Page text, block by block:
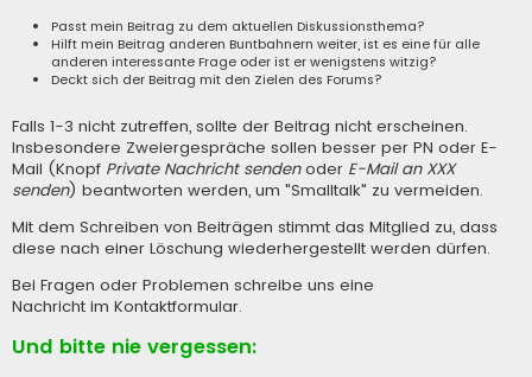
Passt mein Beitrag zu dem aktuellen Diskussionsthema?
Hilft mein Beitrag anderen Buntbahnern weiter, ist es eine für alle
anderen interessante Frage oder ist er wenigstens witzig?
Deckt sich der Beitrag mit den Zielen des Forums?
Falls 1-3 nicht zutreffen, sollte der Beitrag nicht erscheinen.
Insbesondere Zweiergespräche sollen besser per PN oder E-
Mail (Knopf Private Nachricht sendenoder E-Mail an XXX
senden) beantworten werden, um "Smalltalk" zu vermeiden.
Mit dem Schreiben von Beiträgen stimmt das Mitglied zu, dass
diese nach einer Löschung wiederhergestellt werden dürfen.
Bei Fragen oder Problemen schreibe uns eine
Nachricht im Kontaktformular.
Und bitte nie vergessen: